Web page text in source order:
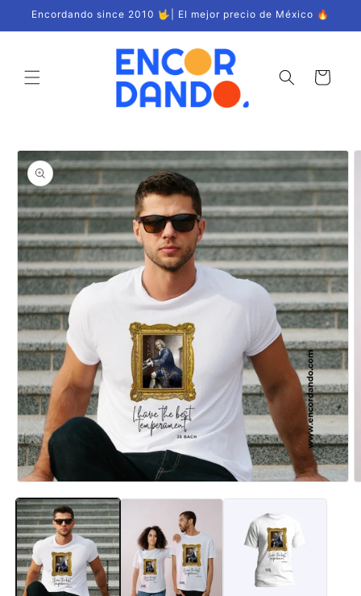
directamente
al contenido
Encordando since 2010 🤟| El mejor precio de México 🔥
Carrito
directamente
a la
información
del producto
Abrir
elemento
multimedia
1
en
una
ventana
modal